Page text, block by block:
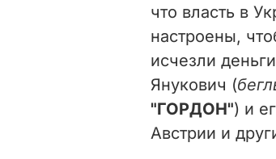
что власть в
настроены,
исчезли
Янукович (
"ГОРДОН") и
Австрии и